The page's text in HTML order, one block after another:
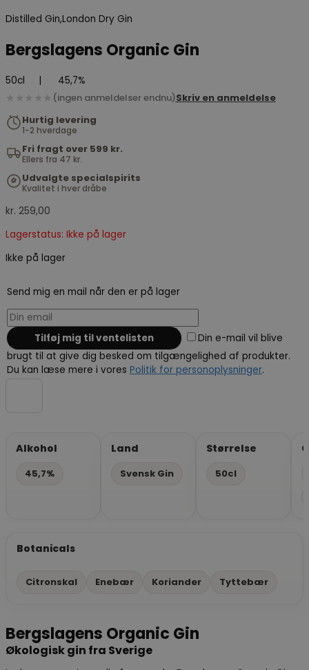
Distilled Gin,London Dry Gin
Bergslagens Organic Gin
50cl 45,7%
★★★★★ (ingen anmeldelser endnu)Skriv en anmeldelse
Hurtig levering
1-2 hverdage
Fri fragt over 599 kr.
Ellers fra 47 kr.
Udvalgte specialspirits
Kvalitet i hver dråbe
kr. 259,00
Lagerstatus: Ikke på lager
Ikke på lager
Send mig en mail når den er på lager
Din e-mail vil blive
brugt til at give dig besked om tilgængelighed af produkter.
Du kan læse mere i vores Politik for personoplysninger.
Alkohol
45,7%
Land
Svensk Gin
Størrelse
50cl
Botanicals
Citronskal Enebær Koriander Tyttebær
Bergslagens Organic Gin
Økologisk gin fra Sverige